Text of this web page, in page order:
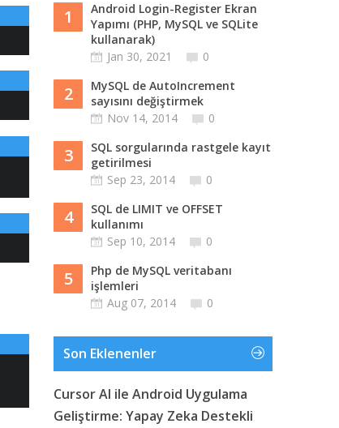
1
Android Login-Register Ekran
Yapımı (PHP, MySQL ve SQLite
kullanarak)
Jan 30, 2021
0
2
MySQL de AutoIncrement
sayısını değiştirmek
Nov 14, 2014
0
3
SQL sorgularında rastgele kayıt
getirilmesi
Sep 23, 2014
0
4
SQL de LIMIT ve OFFSET
kullanımı
Sep 10, 2014
0
5
Php de MySQL veritabanı
işlemleri
Aug 07, 2014
0
Son Eklenenler
Cursor AI ile Android Uygulama
Geliştirme: Yapay Zeka Destekli